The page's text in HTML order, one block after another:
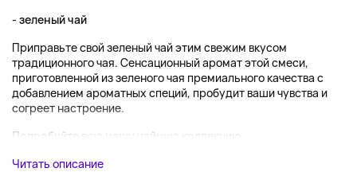
- зеленый чай
Приправьте свой зеленый чай этим свежим вкусом
традиционного чая. Сенсационный аромат этой смеси,
приготовленной из зеленого чая премиального качества с
добавлением ароматных специй, пробудит ваши чувства и
согреет настроение.
Попробуйте
всю нашу чайную коллекцию...
Читать описание